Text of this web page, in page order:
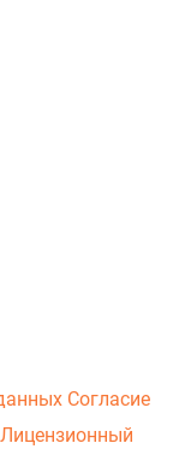
Согласие
Лицензионный